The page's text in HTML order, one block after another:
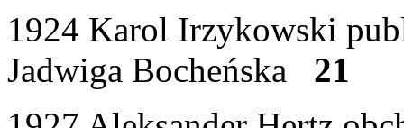
1924 Karol Irzykowski
Jadwiga Bocheńska
21